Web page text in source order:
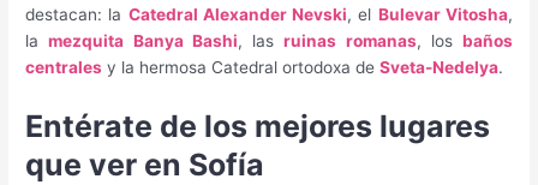
destacan: la Catedral Alexander Nevski, el Bulevar Vitosha,
lamezquita Banya Bashi, lasruinas romanas, los baños
centrales y la hermosa Catedral ortodoxa deSveta-Nedelya.
Entérate de los mejores lugares
que ver en Sofía